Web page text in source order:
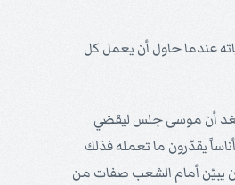
عندما حاول أن يعمل كل
أن موسى جلس ليقضي
يقدّرون ما تعمله فذلك
يبيّن أمام الشعب صفات من